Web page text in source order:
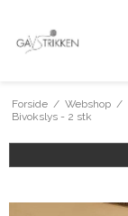
Forside / Webshop /
Bivokslys - 2 stk